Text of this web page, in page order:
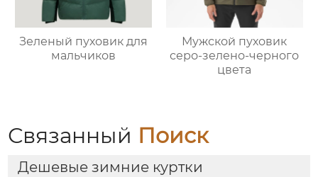
Зеленый пуховик для
мальчиков
Мужской пуховик
серо-зелено-черного
цвета
Связанный Поиск
Дешевые зимние куртки